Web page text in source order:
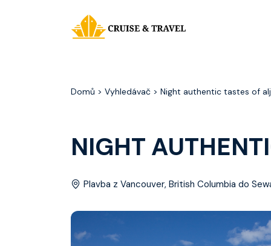
Domů > Vyhledávač > Night authentic tastes of
NIGHT
Plavba z Vancouver, British Columbia do